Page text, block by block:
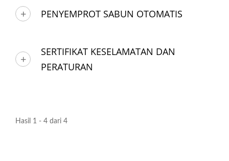
PENYEMPROT SABUN OTOMATIS
SERTIFIKAT KESELAMATAN DAN
PERATURAN
Hasil 1 - 4 dari 4